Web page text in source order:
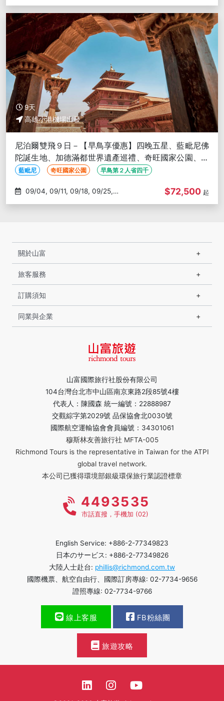
10/03
9天
高雄小港機場出發
尼泊爾雙飛９日－【早鳥享優惠】四晚五星、藍毗尼佛
陀誕生地、加德滿都世界遺產巡禮、奇旺國家公園、小
瑞士波卡拉、納加闊特日出
藍毗尼 奇旺國家公園 早鳥第２人省四千
10/02
$72,500 起
山富國際旅行社股份有限公司
104台灣台北市中山區南京東路2段85號4樓
代表人：陳國森 統一編號：22888987
交觀綜字第2029號 品保協會北0030號
國際航空運輸協會會員編號：34301061
穆斯林友善旅行社 MFTA-005
Richmond Tours is the representative in Taiwan for the ATPI
global travel network.
本公司已獲得環境部銀級環保旅行業認證標章
關於山富
旅客服務
訂購須知
同業與企業
4493535
市話直撥，手機加 (02)
English Service: +886-2-77349823
日本のサービス: +886-2-77349826
大陸人士赴台: phillis@richmond.com.tw
國際機票、航空自由行、國際訂房專線: 02-7734-9656
證照專線: 02-7734-9766
線上客服 FB粉絲團
旅遊攻略